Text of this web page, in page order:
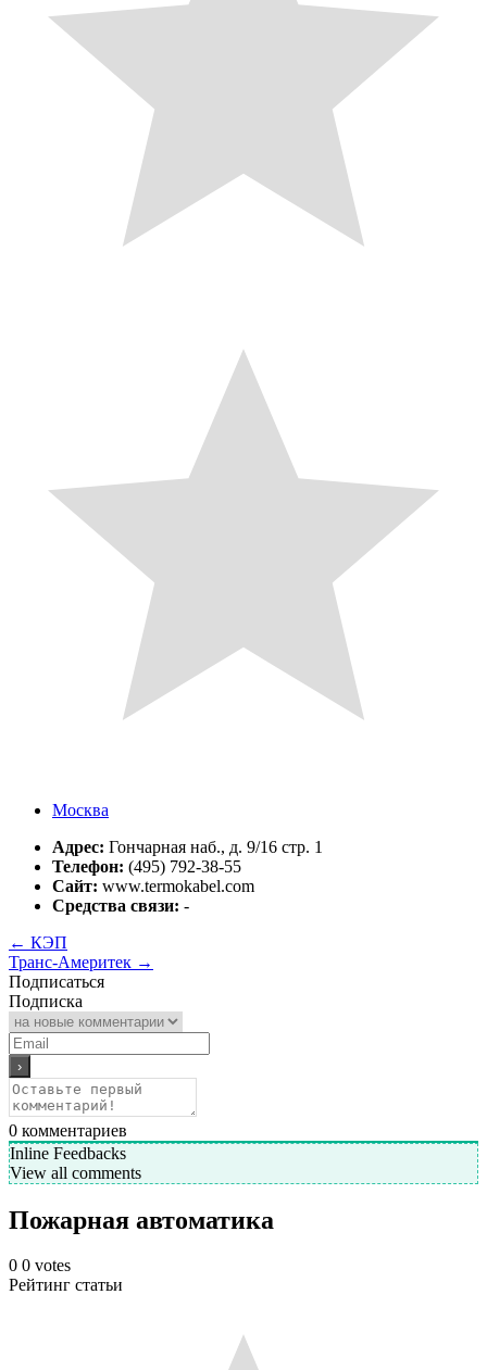
Москва
Адрес: Гончарная наб., д. 9/16 стр. 1
Телефон: (495) 792-38-55
Сайт: www.termokabel.com
Средства связи: -
← КЭП
Транс-Америтек →
Подписаться
Подписка
0 комментариев
Inline Feedbacks
View all comments
Пожарная автоматика
0 0 votes
Рейтинг статьи